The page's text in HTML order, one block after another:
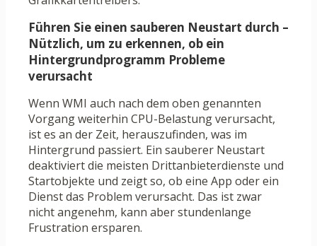
Führen Sie einen sauberen Neustart durch –
Nützlich, um zu erkennen, ob ein
Hintergrundprogramm Probleme
verursacht
Wenn WMI auch nach dem oben genannten
Vorgang weiterhin CPU-Belastung verursacht,
ist es an der Zeit, herauszufinden, was im
Hintergrund passiert. Ein sauberer Neustart
deaktiviert die meisten Drittanbieterdienste und
Startobjekte und zeigt so, ob eine App oder ein
Dienst das Problem verursacht. Das ist zwar
nicht angenehm, kann aber stundenlange
Frustration ersparen.